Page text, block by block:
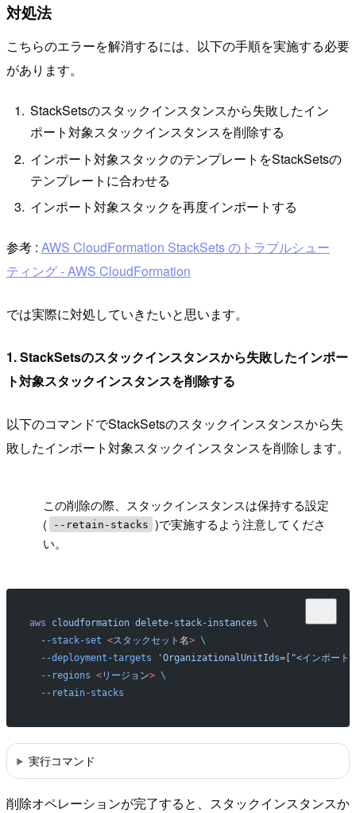
対処法
こちらのエラーを解消するには、以下の手順を実施する必要
があります。
StackSetsのスタックインスタンスから失敗したイン
ポート対象スタックインスタンスを削除する
インポート対象スタックのテンプレートをStackSetsの
テンプレートに合わせる
インポート対象スタックを再度インポートする
参考 : AWS CloudFormation StackSets のトラブルシュー
ティング - AWS CloudFormation
では実際に対処していきたいと思います。
1. StackSetsのスタックインスタンスから失敗したインポー
ト対象スタックインスタンスを削除する
以下のコマンドでStackSetsのスタックインスタンスから失
敗したインポート対象スタックインスタンスを削除します。
この削除の際、スタックインスタンスは保持する設定
(
--retain-stacks )で実施するよう注意してくださ
い。
aws cloudformation delete-stack-instances \
  --stack-set
<スタックセット 名> \
  --deployment-targets
'OrganizationalUnitIds=["<インポート対
  --regions
<リージョ ン> \
  --retain-stacks
実行コマンド
削除オペレーションが完了すると、スタックインスタンスか